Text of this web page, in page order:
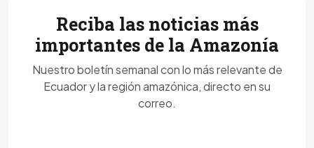
Reciba las noticias más
importantes de la Amazonía
Nuestro boletín semanal con lo más relevante de
Ecuador y la región amazónica, directo en su
correo.